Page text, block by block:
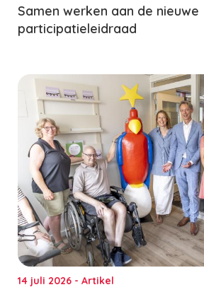
Samen werken aan de nieuwe
participatieleidraad
14 juli 2026 - Artikel